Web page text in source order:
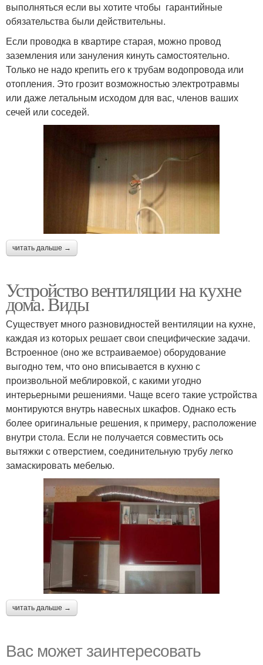
выполняться если вы хотите чтобы гарантийные
обязательства были действительны.
Если проводка в квартире старая, можно провод
заземления или зануления кинуть самостоятельно.
Только не надо крепить его к трубам водопровода или
отопления. Это грозит возможностью электротравмы
или даже летальным исходом для вас, членов ваших
сечей или соседей.
читать дальше →
Устройство вентиляции на кухне
дома. Виды
Существует много разновидностей вентиляции на кухне,
каждая из которых решает свои специфические задачи.
Встроенное (оно же встраиваемое) оборудование
выгодно тем, что оно вписывается в кухню с
произвольной меблировкой, с какими угодно
интерьерными решениями. Чаще всего такие устройства
монтируются внутрь навесных шкафов. Однако есть
более оригинальные решения, к примеру, расположение
внутри стола. Если не получается совместить ось
вытяжки с отверстием, соединительную трубу легко
замаскировать мебелью.
читать дальше →
Вас может заинтересовать